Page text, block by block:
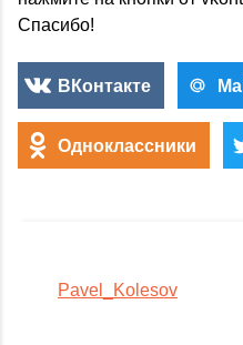
Спасибо!
ВКонтакте
Одноклассники
Pavel_Kolesov